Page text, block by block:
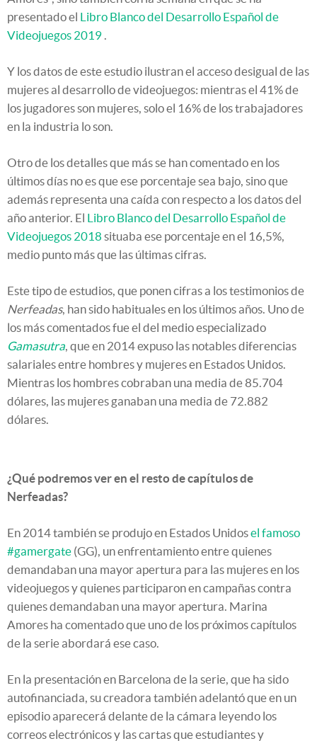
presentado el Libro Blanco del Desarrollo Español de
Videojuegos 2019 .
Y los datos de este estudio ilustran el acceso desigual de las
mujeres al desarrollo de videojuegos: mientras el 41% de
los jugadores son mujeres, solo el 16% de los trabajadores
en la industria lo son.
Otro de los detalles que más se han comentado en los
últimos días no es que ese porcentaje sea bajo, sino que
además representa una caída con respecto a los datos del
año anterior. El Libro Blanco del Desarrollo Español de
Videojuegos 2018 situaba ese porcentaje en el 16,5%,
medio punto más que las últimas cifras.
Este tipo de estudios, que ponen cifras a los testimonios de
Nerfeadas, han sido habituales en los últimos años. Uno de
los más comentados fue el del medio especializado
Gamasutra, que en 2014 expuso las notables diferencias
salariales entre hombres y mujeres en Estados Unidos.
Mientras los hombres cobraban una media de 85.704
dólares, las mujeres ganaban una media de 72.882
dólares.
¿Qué podremos ver en el resto de capítulos de
Nerfeadas?
En 2014 también se produjo en Estados Unidosel famoso
#gamergate (GG), un enfrentamiento entre quienes
demandaban una mayor apertura para las mujeres en los
videojuegos y quienes participaron en campañas contra
quienes demandaban una mayor apertura. Marina
Amores ha comentado que uno de los próximos capítulos
de la serie abordará ese caso.
En la presentación en Barcelona de la serie, que ha sido
autofinanciada, su creadora también adelantó que en un
episodio aparecerá delante de la cámara leyendo los
correos electrónicos y las cartas que estudiantes y